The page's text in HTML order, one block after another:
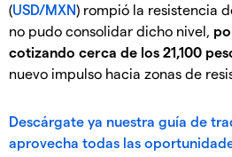
(USD/MXN) rompió la resistencia
no pudo consolidar dicho nivel,
cotizando cerca de los 21,100
nuevo impulso hacia zonas de
Descárgate ya nuestra guía de
aprovecha todas las